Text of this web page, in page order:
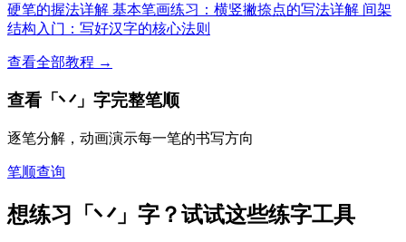
硬笔的握法详解 基本笔画练习：横竖撇捺点的写法详解 间架
结构入门：写好汉字的核心法则
查看全部教程 →
查看「丷」字完整笔顺
逐笔分解，动画演示每一笔的书写方向
笔顺查询
想练习「丷」字？试试这些练字工具